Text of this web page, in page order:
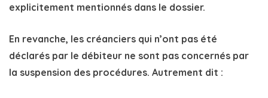
explicitement mentionnés dans le dossier.
En revanche, les créanciers qui n’ont pas été
déclarés par le débiteur ne sont pas concernés par
la suspension des procédures. Autrement dit :